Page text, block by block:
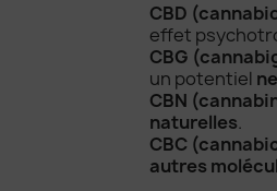
CBD
effet
CBG
un potentiel
CBN
naturelles.
CBC
autres